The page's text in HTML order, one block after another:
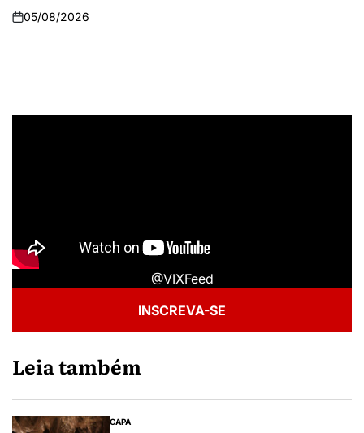
05/08/2026
@VIXFeed
INSCREVA-SE
Leia também
CAPA